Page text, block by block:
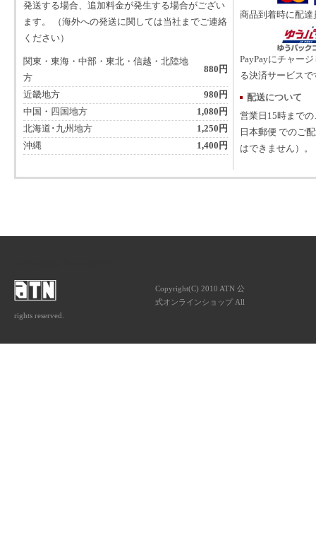
発送する場合、追加料金が発生する場合がござい
ます。 （海外への発送に関しては当社までご連絡
ください）
関東・東海・中部・東北・信越・北陸地
方
880円
近畿地方
980円
中国・四国地方
1,080円
北海道･九州地方
1,250円
沖縄
1,400円
商品到着時に配
PayPayにチャー
る決済サービスで
配送について
営業日15時まで
日本郵便 でのご
はできません）。
Copyright(C) 2010 ATN 公
式オンラインショップ All
rights reserved.